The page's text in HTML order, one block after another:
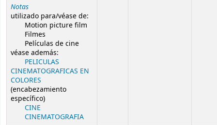
Notas
utilizado para/véase de:
Motion picture film
Filmes
Películas de cine
véase además:
PELICULAS
CINEMATOGRAFICAS EN
COLORES
(encabezamiento
específico)
CINE
CINEMATOGRAFIA